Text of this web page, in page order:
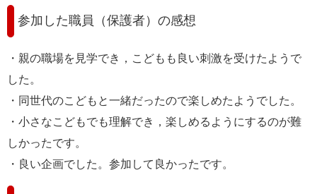
参加した職員（保護者）の感想
・親の職場を見学でき，こどもも良い刺激を受けたようで
した。
・同世代のこどもと一緒だったので楽しめたようでした。
・小さなこどもでも理解でき，楽しめるようにするのが難
しかったです。
・良い企画でした。参加して良かったです。